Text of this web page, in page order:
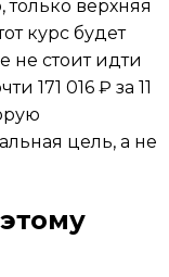
верхняя
курс будет
не стоит идти
171 016 ₽ за 11
цель, а не